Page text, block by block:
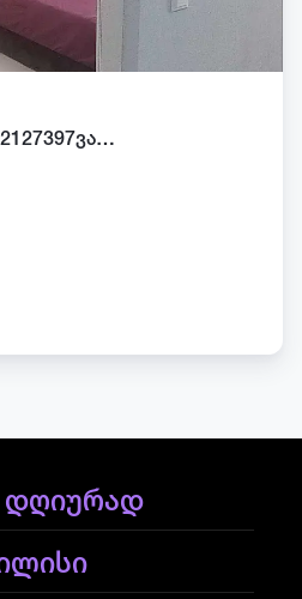
♥️🌹ბინა დღიურად592127397ვარკეთილში
დღიურად